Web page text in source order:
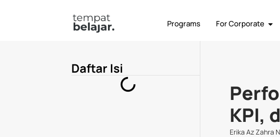
Programs For Corporate
Daftar Isi
KPI,
Erika Az Zahra